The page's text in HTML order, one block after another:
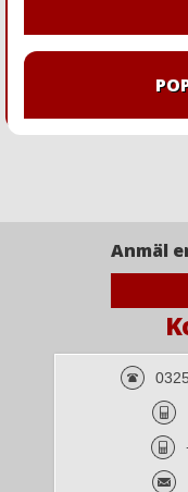
Anmäl